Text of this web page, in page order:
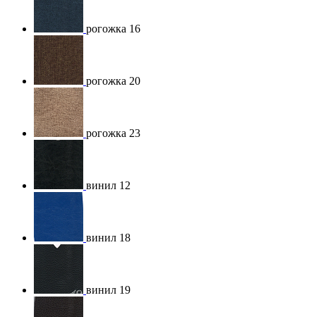
рогожка 16
рогожка 20
рогожка 23
винил 12
винил 18
винил 19